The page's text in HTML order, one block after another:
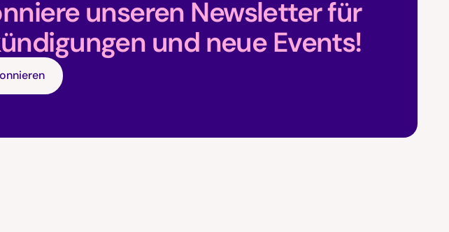
unseren Newsletter für
und neue Events!